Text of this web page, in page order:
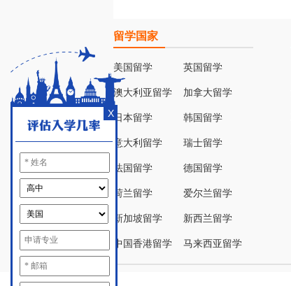
X
留学国家
美国留学 英国留学
澳大利亚留学 加拿大留学
日本留学 韩国留学
意大利留学 瑞士留学
法国留学 德国留学
荷兰留学 爱尔兰留学
新加坡留学 新西兰留学
中国香港留学 马来西亚留学